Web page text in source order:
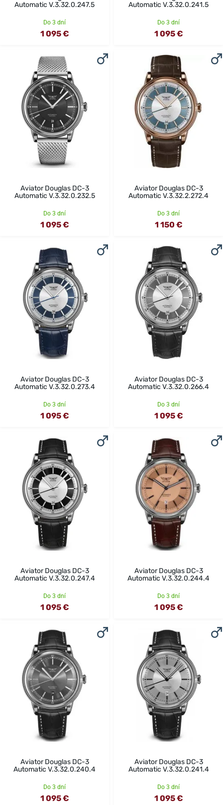
Automatic V.3.32.0.247.5
Do 3 dní
1 095 €
Automatic V.3.32.0.241.5
Do 3 dní
1 095 €
Aviator Douglas DC-3
Automatic V.3.32.0.232.5
Do 3 dní
1 095 €
Aviator Douglas DC-3
Automatic V.3.32.2.272.4
Do 3 dní
1 150 €
Aviator Douglas DC-3
Automatic V.3.32.0.273.4
Do 3 dní
1 095 €
Aviator Douglas DC-3
Automatic V.3.32.0.266.4
Do 3 dní
1 095 €
Aviator Douglas DC-3
Automatic V.3.32.0.247.4
Do 3 dní
1 095 €
Aviator Douglas DC-3
Automatic V.3.32.0.244.4
Do 3 dní
1 095 €
Aviator Douglas DC-3
Automatic V.3.32.0.240.4
Do 3 dní
1 095 €
Aviator Douglas DC-3
Automatic V.3.32.0.241.4
Do 3 dní
1 095 €